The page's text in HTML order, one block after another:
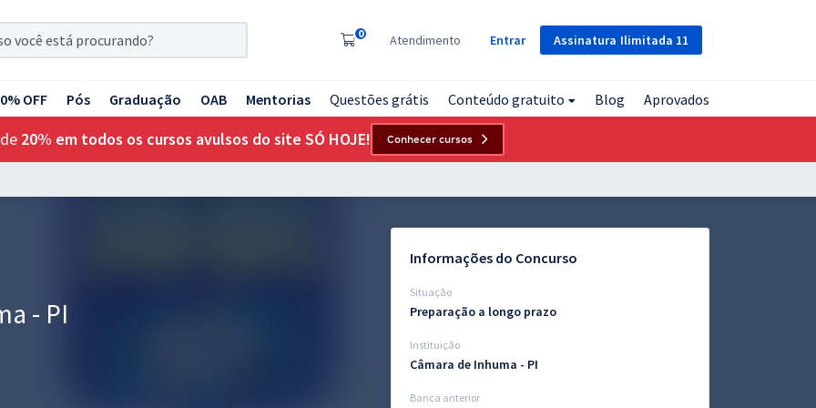
Assinatura Ilimitada 11
0 Atendimento Entrar
OFF Pós Graduação OAB Mentorias Questões grátis Conteúdo gratuito Blog Aprovados
20% em todos os cursos avulsos do site SÓ HOJE! Conhecer cursos
- PI
Informações do Concurso
Situação
Preparação a longo prazo
Instituição
Câmara de Inhuma - PI
Banca anterior